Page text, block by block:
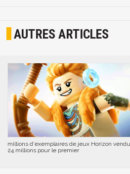
AUTRES ARTICLES
millions d'exemplaires de jeux Horizon
24 millions pour le premier